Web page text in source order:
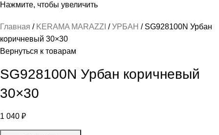
Нажмите, чтобы увеличить
Главная KERAMA MARAZZI УРБАН
SG928100N Урбан
коричневый 30×30
Вернуться к товарам
SG928100N Урбан коричневый
30×30
1 040 ₽